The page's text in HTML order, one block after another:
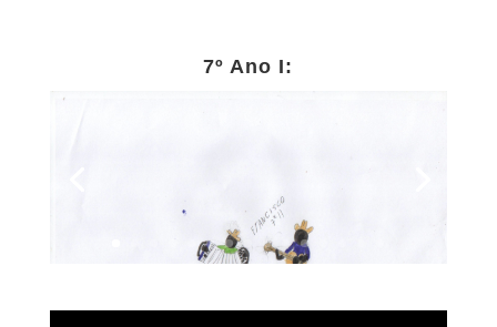
7º Ano I: